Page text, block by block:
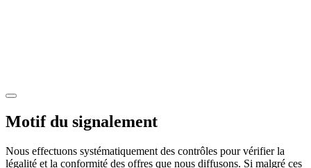
Motif du signalement
Nous effectuons systématiquement des contrôles pour vérifier la
légalité et la conformité des offres que nous diffusons. Si malgré ces